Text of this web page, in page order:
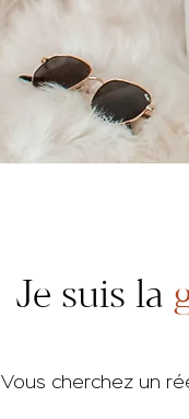
Je suis la
Vous cherchez un